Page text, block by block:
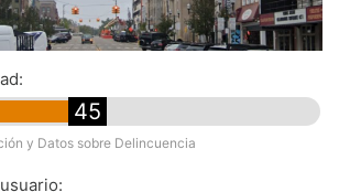
45
y Datos sobre Delincuencia